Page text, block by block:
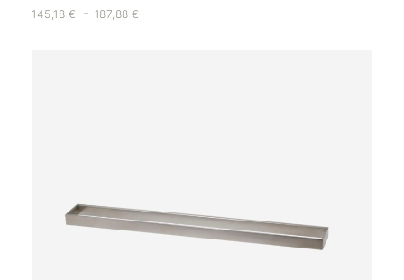
145,18 € - 187,88€